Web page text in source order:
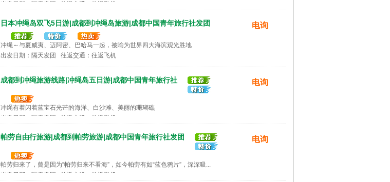
品质纯玩团|九寨沟、黄龙、都江堰三日游|成都中青旅总社发团
雾凇长廊 7日游
出发日期：团队天天 往返交通：飞机
出发日期：隔天发团 往返交通：往返飞机
日本冲绳岛双飞5日游|成都到冲绳岛旅游|成都中国青年旅行社发团
冲绳～与夏威夷、迈阿密、巴哈马一起，被喻为世界四大海滨观光胜地
出发日期：隔天发团 往返交通：往返飞机
电询
成都到冲绳旅游线路|冲绳岛五日游|成都中国青年旅行社
冲绳有着闪着蓝宝石光芒的海洋、白沙滩、美丽的珊瑚礁
出发日期：隔天发团 往返交通：往返飞机
电询
帕劳自由行旅游|成都到帕劳旅游|成都中国青年旅行社发团
帕劳归来了，曾是因为“帕劳归来不看海”，如今帕劳有如“蓝色鸦片”，深深吸...
出发日期：隔天发团 往返交通：往返飞机
电询